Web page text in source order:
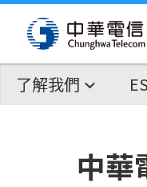
了解我們
中華